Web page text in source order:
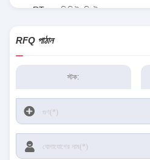
RT৮০৭৭জিকিউডব্লিউ
RFQ পাঠান
স্টক: